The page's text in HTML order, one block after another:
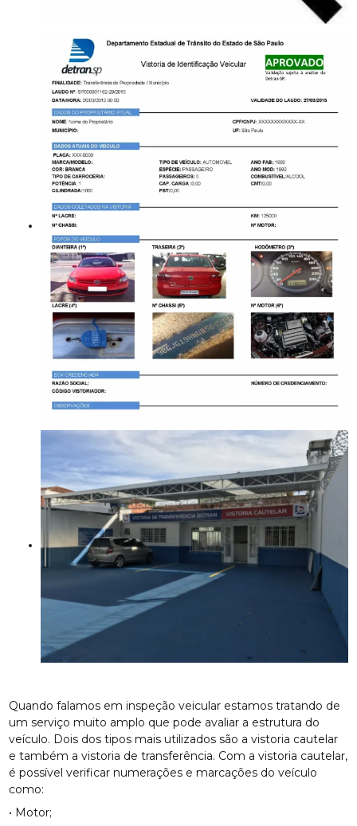
Quando falamos em inspeção veicular estamos tratando de
um serviço muito amplo que pode avaliar a estrutura do
veículo. Dois dos tipos mais utilizados são a vistoria cautelar
e também a vistoria de transferência. Com a vistoria cautelar,
é possível verificar numerações e marcações do veículo
como:
• Motor;